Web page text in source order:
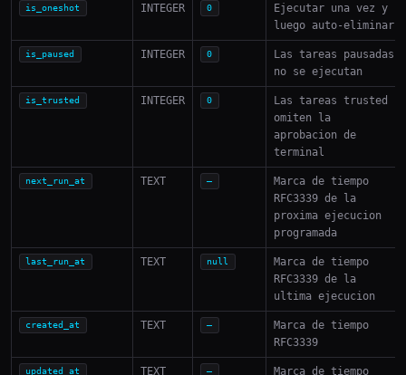
is_oneshot INTEGER 0
Ejecutar una vez y
luego auto-eliminar
is_paused INTEGER 0
Las tareas pausadas
no se ejecutan
is_trusted INTEGER 0
Las tareas trusted
omiten la
aprobacion de
terminal
next_run_at TEXT —
Marca de tiempo
RFC3339 de la
proxima ejecucion
programada
last_run_at TEXT null
Marca de tiempo
RFC3339 de la
ultima ejecucion
created_at TEXT —
Marca de tiempo
RFC3339
updated_at TEXT —
Marca de tiempo